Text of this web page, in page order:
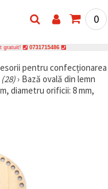
0
gratuit! 0731715486
pentru confecționarea
(28)› Bază ovală din lemn
diametru orificii: 8 mm,